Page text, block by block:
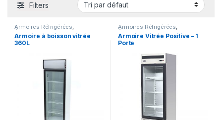
Filters
Armoires Réfrigérées
Équipement Froid FROID
Gamme Acces,
Snack/Pizza/Sucrée
Armoire à boisson vitrée
360L
Armoires Réfrigérées
Équipement Froid FROID
Gamme Acces,
Snack/Pizza/Sucrée
Armoire Vitrée Positive – 1
Porte